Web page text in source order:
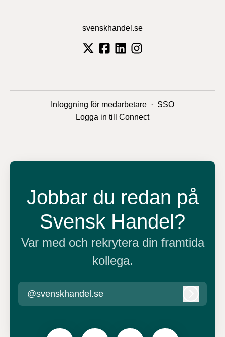
svenskhandel.se
Inloggning för medarbetare · SSO
Logga in till Connect
Jobbar du redan på
Svensk Handel?
Var med och rekrytera din framtida
kollega.
@svenskhandel.se